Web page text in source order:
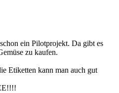
ein Pilotprojekt. Da gibt es
zu kaufen.
Etiketten kann man auch gut